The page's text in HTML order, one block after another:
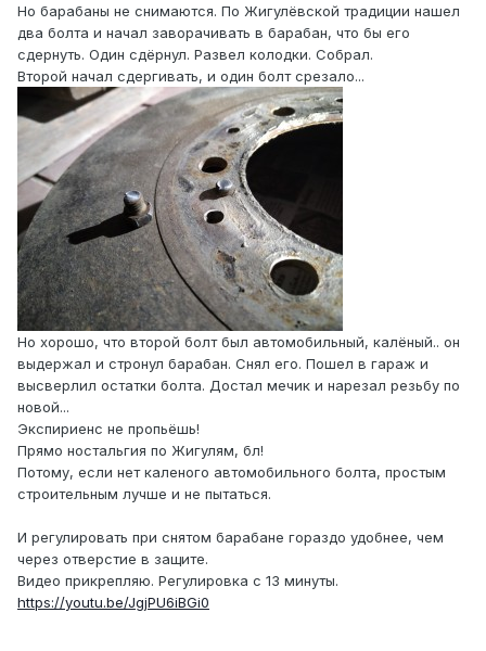
Но барабаны не снимаются. По Жигулёвской традиции нашел
два болта и начал заворачивать в барабан, что бы его
сдернуть. Один сдёрнул. Развел колодки. Собрал.
Второй начал сдергивать, и один болт срезало...
Но хорошо, что второй болт был автомобильный, калёный.. он
выдержал и стронул барабан. Снял его. Пошел в гараж и
высверлил остатки болта. Достал мечик и нарезал резьбу по
новой...
Экспириенс не пропьёшь!
Прямо ностальгия по Жигулям, бл!
Потому, если нет каленого автомобильного болта, простым
строительным лучше и не пытаться.
И регулировать при снятом барабане гораздо удобнее, чем
через отверстие в защите.
Видео прикрепляю. Регулировка с 13 минуты.
https://youtu.be/JgjPU6iBGi0